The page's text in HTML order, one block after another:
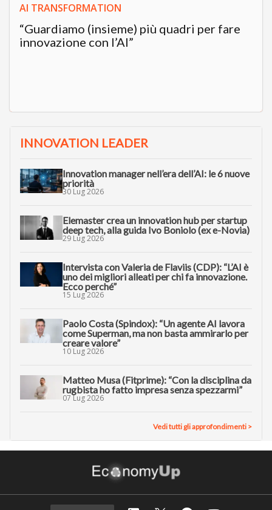
AI TRANSFORMATION
“Guardiamo (insieme) più quadri per fare
innovazione con l’AI”
INNOVATION LEADER
Innovation manager nell’era dell’AI: le 6 nuove
priorità
30 Lug 2026
Elemaster crea un innovation hub per startup
deep tech, alla guida Ivo Boniolo (ex e-Novia)
29 Lug 2026
Intervista con Valeria de Flaviis (CDP): “L’AI è
uno dei migliori alleati per chi fa innovazione.
Ecco perché”
15 Lug 2026
Paolo Costa (Spindox): “Un agente AI lavora
come Superman, ma non basta ammirarlo per
creare valore”
10 Lug 2026
Matteo Musa (Fitprime): “Con la disciplina da
rugbista ho fatto impresa senza spezzarmi”
07 Lug 2026
Vedi tutti gli approfondimenti >